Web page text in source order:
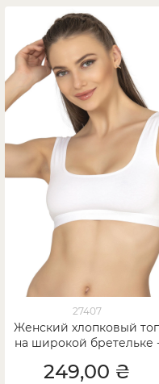
27407
Женский хлопковый топ
на широкой бретельке
249,00 ₴